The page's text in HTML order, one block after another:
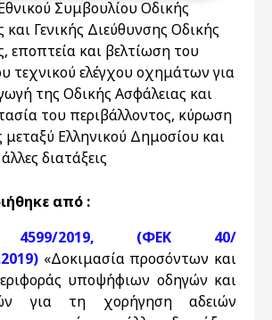
Συμβουλίου Οδικής
και Γενικής Διεύθυνσης Οδικής
εποπτεία και βελτίωση του
τεχνικού ελέγχου οχημάτων για
της Οδικής Ασφάλειας και
του περιβάλλοντος, κύρωση
Ελληνικού Δημοσίου και
διατάξεις
από :
2019, (ΦΕΚ 40/
«Δοκιμασία προσόντων και
υποψήφιων οδηγών και
για τη χορήγηση αδειών